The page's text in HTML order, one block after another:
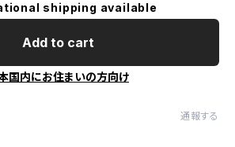
shipping available
Add to cart
国内にお住まいの方向け
通報する